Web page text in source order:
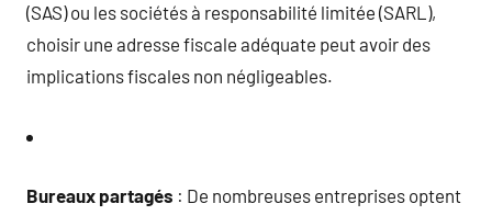
(SAS) ou les sociétés à responsabilité limitée (SARL),
choisir une adresse fiscale adéquate peut avoir des
implications fiscales non négligeables.
Bureaux partagés : De nombreuses entreprises optent